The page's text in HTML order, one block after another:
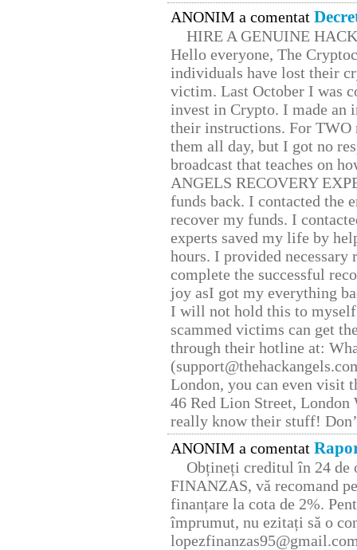
ANONIM a comentat
HIRE A GENUINE
Hello everyone, The
individuals have lost their
victim. Last October I was
invest in Crypto. I made
their instructions. For TWO
them all day, but I got no
broadcast that teaches on
ANGELS RECOVERY
funds back. I contacted the
recover my funds. I
experts saved my life by
hours. I provided
complete the successful
joy asI got my everything
I will not hold this to
scammed victims can get
through their hotline at:
London, you can even visit
46 Red Lion Street, London
really know their stuff!
ANONIM a comentat
Obțineți creditul în 24 de
FINANZAS, vă recomand
finanțare la cota de 2%.
împrumut, nu ezitați să o